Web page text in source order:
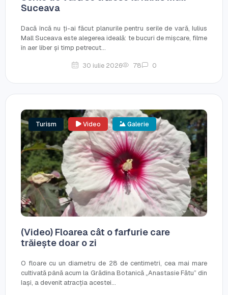
Suceava
Dacă încă nu ți-ai făcut planurile pentru serile de vară, Iulius
Mall Suceava este alegerea ideală: te bucuri de mișcare, filme
în aer liber și timp petrecut...
30 iulie 2026 78 0
Turism Video Galerie
(Video) Floarea cât o farfurie care
trăiește doar o zi
O floare cu un diametru de 28 de centimetri, cea mai mare
cultivată până acum la Grădina Botanică „Anastasie Fătu” din
Iași, a devenit atracția acestei...